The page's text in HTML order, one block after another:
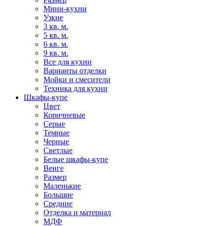
Мини-кухни
Узкие
3 кв. м.
5 кв. м.
6 кв. м.
9 кв. м.
Все для кухни
Варианты отделки
Мойки и смесители
Техника для кухни
Шкафы-купе
Цвет
Коричневые
Серые
Темные
Черные
Светлые
Белые шкафы-купе
Венге
Размер
Маленькие
Большие
Средние
Отделка и материал
МДФ